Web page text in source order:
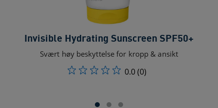
Invisible Hydrating Sunscreen SPF50+
Svært høy beskyttelse for kropp & ansikt
0.0(0)